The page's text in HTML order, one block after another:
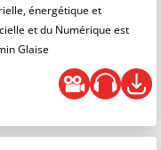
énergétique et
et du Numérique est
Glaise